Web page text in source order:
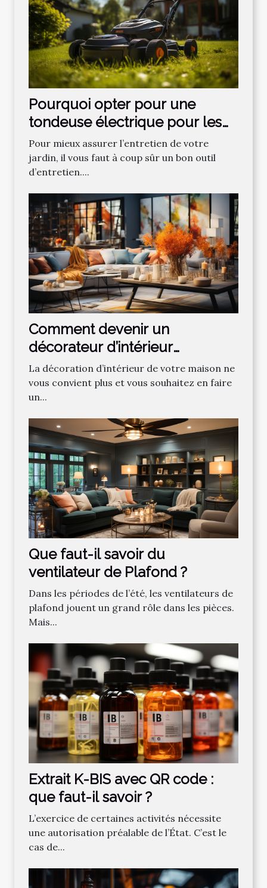
Pourquoi opter pour une
tondeuse électrique pour les
gazons ?
Pour mieux assurer l’entretien de votre
jardin, il vous faut à coup sûr un bon outil
d’entretien....
Comment devenir un
décorateur d’intérieur
professionnel ?
La décoration d’intérieur de votre maison ne
vous convient plus et vous souhaitez en faire
un...
Que faut-il savoir du
ventilateur de Plafond ?
Dans les périodes de l’été, les ventilateurs de
plafond jouent un grand rôle dans les pièces.
Mais...
Extrait K-BIS avec QR code :
que faut-il savoir ?
L’exercice de certaines activités nécessite
une autorisation préalable de l’État. C’est le
cas de...